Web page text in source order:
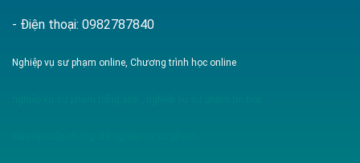
- Điện thoại: 0982787840
Nghiệp vụ sư phạm online, Chương trình học online